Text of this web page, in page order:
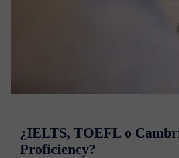
¿IELTS, TOEFL o
Proficiency?